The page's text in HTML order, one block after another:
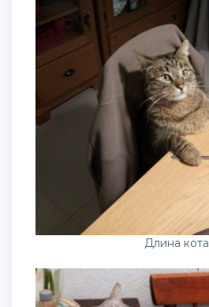
Длина кота